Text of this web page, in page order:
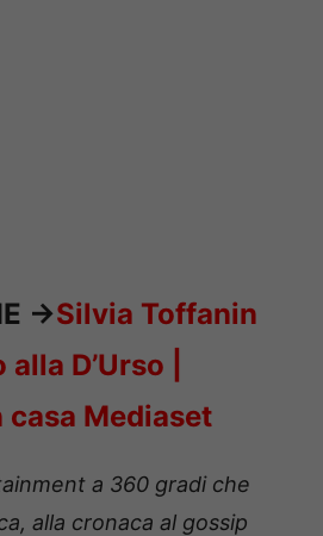
->Silvia Toffanin
D’Urso |
casa Mediaset
a 360 gradi che
alla cronaca al gossip